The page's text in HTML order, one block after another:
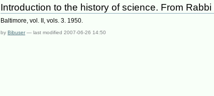
Introduction to the history of science. From
Baltimore, vol. II, vols. 3. 1950.
byBibuser —last modified2007-06-26 14:50